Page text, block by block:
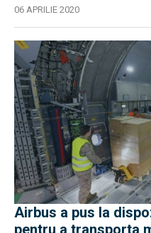
06 APRILIE 2020
Airbus a pus la
pentru a transporta